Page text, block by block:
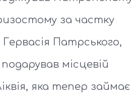
за частку
Патрського,
подарував місцевій
яка тепер займає